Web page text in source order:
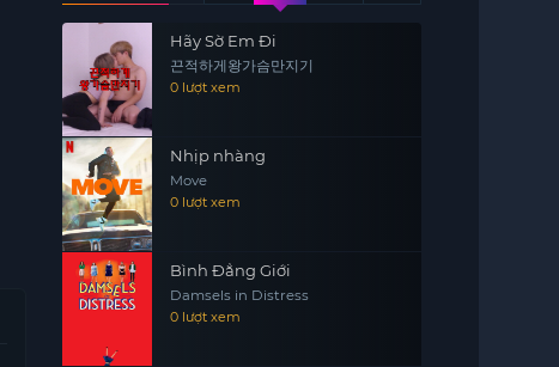
Hãy Sờ Em Đi
끈적하게왕가슴만지기
0 lượt xem
Nhịp nhàng
Move
0 lượt xem
Bình Đẳng Giới
Damsels in Distress
0 lượt xem